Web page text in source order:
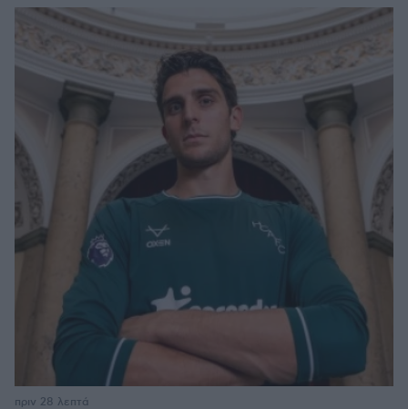
πριν 28 λεπτά